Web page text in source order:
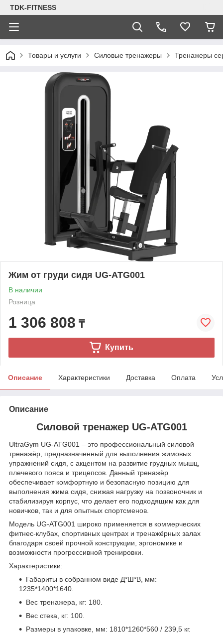
TDK-FITNESS
Товары и услуги Силовые тренажеры Тренажеры
Жим от груди сидя UG-ATG001
В наличии
Розница
1 306 808 ₸
Купить
Описание Характеристики Доставка Оплата
Описание
Силовой тренажер UG-ATG001
UltraGym UG‑ATG001 – это профессиональный силовой
тренажёр, предназначенный для выполнения жимовых
упражнений сидя, с акцентом на развитие грудных мышц,
плечевого пояса и трицепсов. Данный тренажёр
обеспечивает комфортную и безопасную позицию для
выполнения жима сидя, снижая нагрузку на позвоночник и
стабилизируя корпус, что делает его подходящим как для
новичков, так и для опытных спортсменов.
Модель UG‑ATG001 широко применяется в коммерческих
фитнес‑клубах, спортивных центрах и тренажёрных залах
благодаря своей прочной конструкции, эргономике и
возможности прогрессивной тренировки.
Характеристики:
Габариты в собранном виде Д*Ш*В, мм:
1235*1400*1640.
Вес тренажера, кг: 180.
Вес стека, кг: 100.
Размеры в упаковке, мм: 1810*1260*560 / 239,5 кг.